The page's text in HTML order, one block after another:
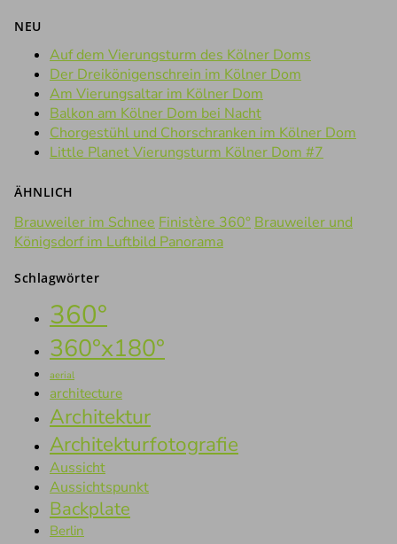
NEU
Auf dem Vierungsturm des Kölner Doms
Der Dreikönigenschrein im Kölner Dom
Am Vierungsaltar im Kölner Dom
Balkon am Kölner Dom bei Nacht
Chorgestühl und Chorschranken im Kölner Dom
Little Planet Vierungsturm Kölner Dom #7
ÄHNLICH
Brauweiler im Schnee Finistère 360° Brauweiler und
Königsdorf im Luftbild Panorama
Schlagwörter
360°
360°x180°
aerial
architecture
Architektur
Architekturfotografie
Aussicht
Aussichtspunkt
Backplate
Berlin